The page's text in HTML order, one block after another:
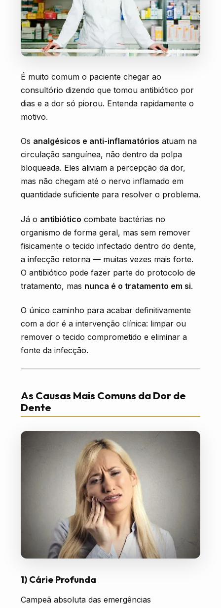
É muito comum o paciente chegar ao
consultório dizendo que tomou antibiótico por
dias e a dor só piorou. Entenda rapidamente o
motivo.
Os analgésicos e anti-inflamatórios atuam na
circulação sanguínea, não dentro da polpa
bloqueada. Eles aliviam a percepção da dor,
mas não chegam até o nervo inflamado em
quantidade suficiente para resolver o problema.
Já o antibiótico combate bactérias no
organismo de forma geral, mas sem remover
fisicamente o tecido infectado dentro do dente,
a infecção retorna — muitas vezes mais forte.
O antibiótico pode fazer parte do protocolo de
tratamento, mas nunca é o tratamento em si.
O único caminho para acabar definitivamente
com a dor é a intervenção clínica: limpar ou
remover o tecido comprometido e eliminar a
fonte da infecção.
As Causas Mais Comuns da Dor de
Dente
1) Cárie Profunda
Campeã absoluta das emergências